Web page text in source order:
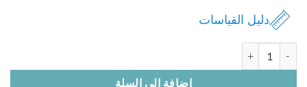
دليل القياسات
إضافة إلى السلة